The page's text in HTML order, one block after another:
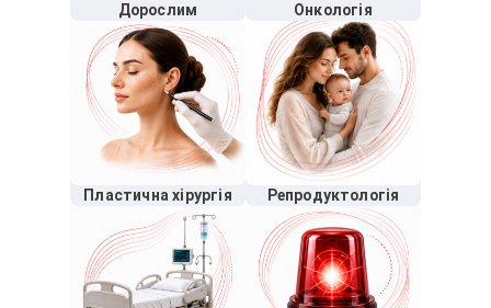
Дорослим Онкологія
Пластична хірургія Репродуктологія